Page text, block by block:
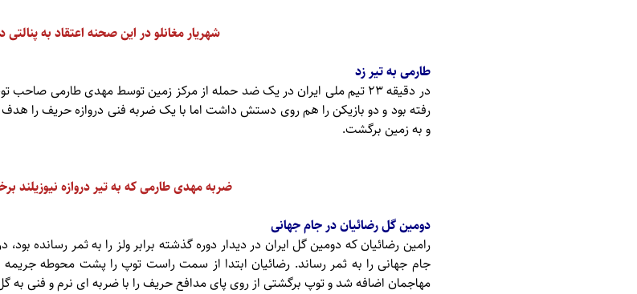
شهریار مغانلو در این صحنه اعتقاد به
طارمی به تیر زد
در دقیقه ۲۳ تیم ملی ایران در یک ضد حمله از مرکز زمین توسط مهدی طارمی
رفته بود و دو بازیکن را هم روی دستش داشت اما با یک ضربه فنی دروازه حریف را هدف
و به زمین برگشت.
ضربه مهدی طارمی که به تیر دروازه نیوزیلند
دومین گل رضائیان در جام جهانی
جام جهانی را به ثمر رساند. رضائیان ابتدا از سمت راست توپ را پشت محوطه
مهاجمان اضافه شد و توپ برگشتی از روی پای مدافع حریف را با ضربه ای نرم و فنی به